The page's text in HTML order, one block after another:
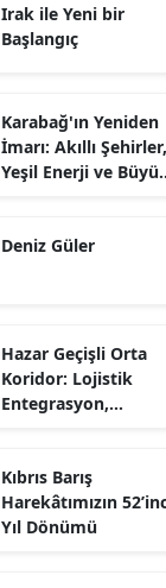
Irak ile Yeni bir
Başlangıç
Karabağ'ın Yeniden
İmarı: Akıllı Şehirler,
Yeşil Enerji ve
Sürdürülebilir
Deniz Güler
Hazar Geçişli Orta
Koridor: Lojistik
Entegrasyon,
Karşısında Rekabet
Gücü
Kıbrıs Barış
Harekâtımızın
Yıl Dönümü